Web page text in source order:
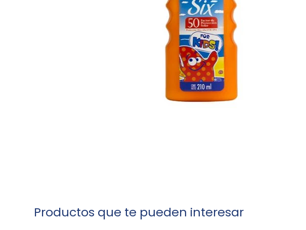
Productos que te pueden interesar